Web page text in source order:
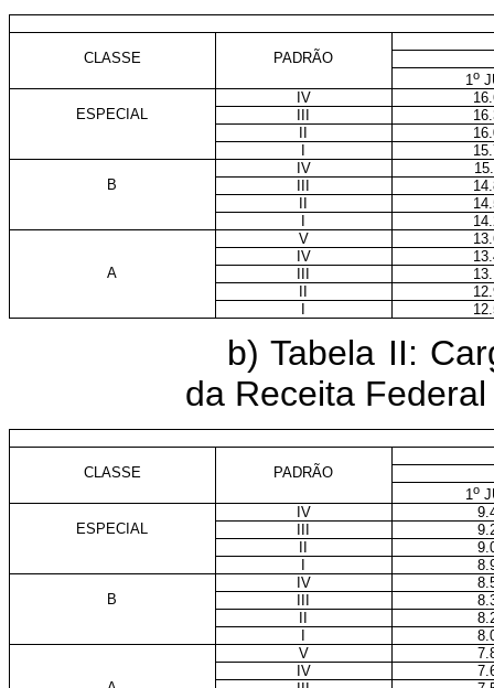
CLASSE
PADRÃO
1o
IV
ESPECIAL
IV
B
V
IV
A
b) Tabela II:
da Receita
CLASSE
PADRÃO
1o
IV
ESPECIAL
IV
B
V
IV